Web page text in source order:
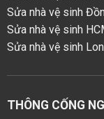
Sửa nhà vệ sinh
Sửa nhà vệ sinh
Sửa nhà vệ sinh
THÔNG CỐNG